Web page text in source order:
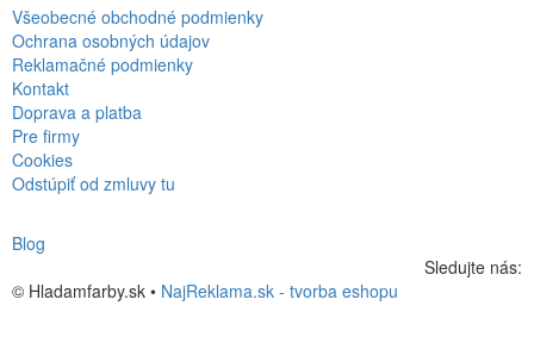
Všeobecné obchodné podmienky
Ochrana osobných údajov
Reklamačné podmienky
Kontakt
Doprava a platba
Pre firmy
Cookies
Odstúpiť od zmluvy tu
Blog
Sledujte nás:
© Hladamfarby.sk • NajReklama.sk - tvorba eshopu